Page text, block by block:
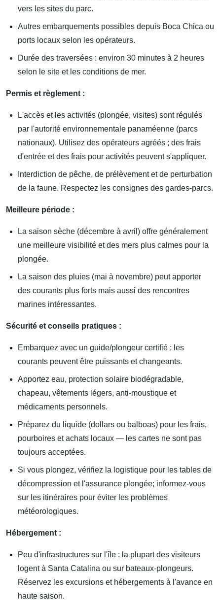
vers les sites du parc.
Autres embarquements possibles depuis Boca Chica ou
ports locaux selon les opérateurs.
Durée des traversées : environ 30 minutes à 2 heures
selon le site et les conditions de mer.
Permis et règlement :
L'accès et les activités (plongée, visites) sont régulés
par l'autorité environnementale panaméenne (parcs
nationaux). Utilisez des opérateurs agréés ; des frais
d'entrée et des frais pour activités peuvent s'appliquer.
Interdiction de pêche, de prélèvement et de perturbation
de la faune. Respectez les consignes des gardes-parcs.
Meilleure période :
La saison sèche (décembre à avril) offre généralement
une meilleure visibilité et des mers plus calmes pour la
plongée.
La saison des pluies (mai à novembre) peut apporter
des courants plus forts mais aussi des rencontres
marines intéressantes.
Sécurité et conseils pratiques :
Embarquez avec un guide/plongeur certifié ; les
courants peuvent être puissants et changeants.
Apportez eau, protection solaire biodégradable,
chapeau, vêtements légers, anti-moustique et
médicaments personnels.
Préparez du liquide (dollars ou balboas) pour les frais,
pourboires et achats locaux — les cartes ne sont pas
toujours acceptées.
Si vous plongez, vérifiez la logistique pour les tables de
décompression et l'assurance plongée; informez-vous
sur les itinéraires pour éviter les problèmes
météorologiques.
Hébergement :
Peu d'infrastructures sur l'île : la plupart des visiteurs
logent à Santa Catalina ou sur bateaux-plongeurs.
Réservez les excursions et hébergements à l'avance en
haute saison.